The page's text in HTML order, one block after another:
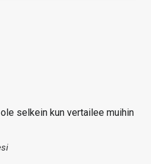
selkein kun vertailee muihin